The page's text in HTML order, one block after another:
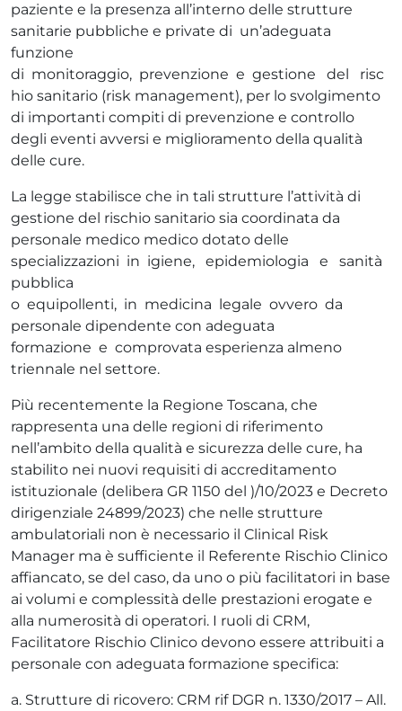
paziente e la presenza all’interno delle strutture
sanitarie pubbliche e private di un’adeguata
funzione
di monitoraggio, prevenzione e gestione del risc
hio sanitario (risk management), per lo svolgimento
di importanti compiti di prevenzione e controllo
degli eventi avversi e miglioramento della qualità
delle cure.
La legge stabilisce che in tali strutture l’attività di
gestione del rischio sanitario sia coordinata da
personale medico medico dotato delle
specializzazioni in igiene, epidemiologia e sanità
pubblica
o equipollenti, in medicina legale ovvero da
personale dipendente con adeguata
formazione e comprovata esperienza almeno
triennale nel settore.
Più recentemente la Regione Toscana, che
rappresenta una delle regioni di riferimento
nell’ambito della qualità e sicurezza delle cure, ha
stabilito nei nuovi requisiti di accreditamento
istituzionale (delibera GR 1150 del )/10/2023 e Decreto
dirigenziale 24899/2023) che nelle strutture
ambulatoriali non è necessario il Clinical Risk
Manager ma è sufficiente il Referente Rischio Clinico
affiancato, se del caso, da uno o più facilitatori in base
ai volumi e complessità delle prestazioni erogate e
alla numerosità di operatori. I ruoli di CRM,
Facilitatore Rischio Clinico devono essere attribuiti a
personale con adeguata formazione specifica:
a. Strutture di ricovero: CRM rif DGR n. 1330/2017 – All.